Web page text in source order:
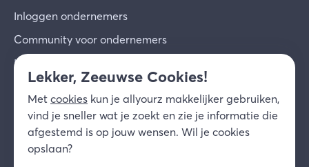
Inloggen ondernemers
Community voor ondernemers
Inschrijven voor de nieuwsbrief
Over ons
Contact
© 2026 allyourz b.v.
Lekker, Zeeuwse Cookies!
Met cookies kun je allyourz makkelijker gebruiken,
vind je sneller wat je zoekt en zie je informatie die
afgestemd is op jouw wensen. Wil je cookies
opslaan?